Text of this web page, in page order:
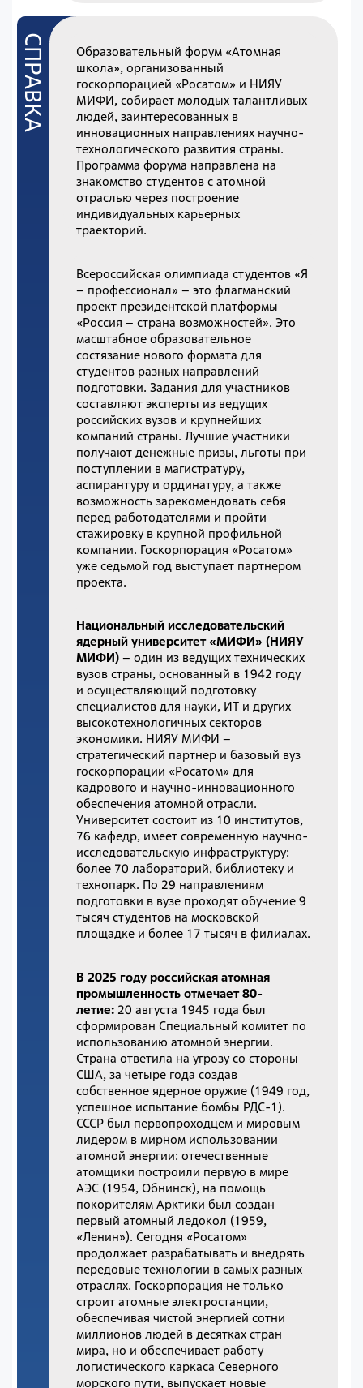
Образовательный форум «Атомная
школа», организованный
госкорпорацией «Росатом» и НИЯУ
МИФИ, собирает молодых талантливых
людей, заинтересованных в
инновационных направлениях научно-
технологического развития страны.
Программа форума направлена на
знакомство студентов с атомной
отраслью через построение
индивидуальных карьерных
траекторий.
Всероссийская олимпиада студентов «Я
– профессионал» – это флагманский
проект президентской платформы
«Россия – страна возможностей». Это
масштабное образовательное
состязание нового формата для
студентов разных направлений
подготовки. Задания для участников
составляют эксперты из ведущих
российских вузов и крупнейших
компаний страны. Лучшие участники
получают денежные призы, льготы при
поступлении в магистратуру,
аспирантуру и ординатуру, а также
возможность зарекомендовать себя
перед работодателями и пройти
стажировку в крупной профильной
компании. Госкорпорация «Росатом»
уже седьмой год выступает партнером
проекта.
Национальный исследовательский
ядерный университет «МИФИ» (НИЯУ
МИФИ) – один из ведущих технических
вузов страны, основанный в 1942 году
и осуществляющий подготовку
специалистов для науки, ИТ и других
высокотехнологичных секторов
экономики. НИЯУ МИФИ –
стратегический партнер и базовый вуз
госкорпорации «Росатом» для
кадрового и научно-инновационного
обеспечения атомной отрасли.
Университет состоит из 10 институтов,
76 кафедр, имеет современную научно-
исследовательскую инфраструктуру:
более 70 лабораторий, библиотеку и
технопарк. По 29 направлениям
подготовки в вузе проходят обучение 9
тысяч студентов на московской
площадке и более 17 тысяч в филиалах.
В 2025 году российская атомная
промышленность отмечает 80-
летие: 20 августа 1945 года был
сформирован Специальный комитет по
использованию атомной энергии.
Страна ответила на угрозу со стороны
США, за четыре года создав
собственное ядерное оружие (1949 год,
успешное испытание бомбы РДС-1).
СССР был первопроходцем и мировым
лидером в мирном использовании
атомной энергии: отечественные
атомщики построили первую в мире
АЭС (1954, Обнинск), на помощь
покорителям Арктики был создан
первый атомный ледокол (1959,
«Ленин»). Сегодня «Росатом»
продолжает разрабатывать и внедрять
передовые технологии в самых разных
отраслях. Госкорпорация не только
строит атомные электростанции,
обеспечивая чистой энергией сотни
миллионов людей в десятках стран
мира, но и обеспечивает работу
логистического каркаса Северного
морского пути, выпускает новые